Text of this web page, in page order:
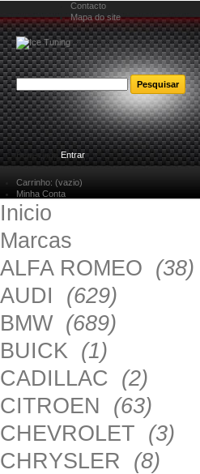
Contacto
Mapa do site
Bem-vindoEntrar
Carrinho: (vazio)
Minha Conta
Inicio
Marcas
ALFA ROMEO (38)
AUDI (629)
BMW (689)
BUICK (1)
CADILLAC (2)
CITROEN (63)
CHEVROLET (3)
CHRYSLER (8)